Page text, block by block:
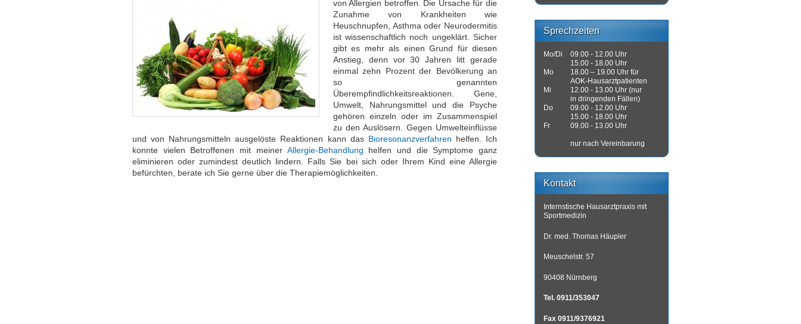
von Allergien betroffen. Die Ursache für die
Zunahme von Krankheiten wie
Heuschnupfen, Asthma oder Neurodermitis
ist wissenschaftlich noch ungeklärt. Sicher
gibt es mehr als einen Grund für diesen
Anstieg, denn vor 30 Jahren litt gerade
einmal zehn Prozent der Bevölkerung an
so genannten
Überempfindlichkeitsreaktionen. Gene,
Umwelt, Nahrungsmittel und die Psyche
gehören einzeln oder im Zusammenspiel
zu den Auslösern. Gegen Umwelteinflüsse
und von Nahrungsmitteln ausgelöste Reaktionen kann das Bioresonanzverfahren helfen. Ich
konnte vielen Betroffenen mit meiner Allergie-Behandlung helfen und die Symptome ganz
eliminieren oder zumindest deutlich lindern. Falls Sie bei sich oder Ihrem Kind eine Allergie
befürchten, berate ich Sie gerne über die Therapiemöglichkeiten.
Sprechzeiten
Mo/Di
09.00 - 12.00 Uhr
15.00 - 18.00 Uhr
Mo
18.00 – 19.00 Uhr für
AOK-Hausarztpatienten
Mi
12.00 - 13.00 Uhr (nur
in dringenden Fällen)
Do
09.00 - 12.00 Uhr
15.00 - 18.00 Uhr
Fr
09.00 - 13.00 Uhr
nur nach Vereinbarung
Kontakt
Internstische Hausarztpraxis mit
Sportmedizin
Dr. med. Thomas Häupler
Meuschelstr. 57
90408 Nürnberg
Tel. 0911/353047
Fax 0911/9376921